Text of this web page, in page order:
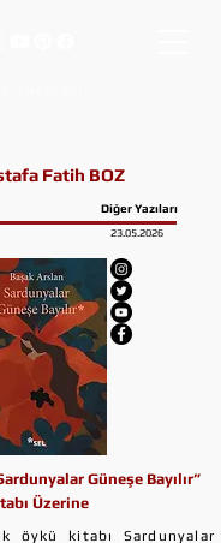
Fatih BOZ
Diğer Yazıları
23.05.2026
Güneşe Bayılır”
Üzerine
öykü kitabı Sardunyalar